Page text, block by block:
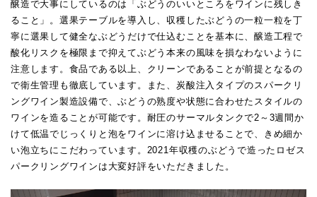
醸造で大事にしているのは「ぶどうのいいところをワインに残しき
ること」。選果テーブルを導入し、収穫したぶどうの一粒一粒を丁
寧に選果して健全なぶどうだけで仕込むことを基本に、醸造工程で
酸化リスクを極限まで抑えてぶどう本来の風味を損なわないように
注意します。食品である以上、クリーンであることが前提となるの
で衛生管理も徹底しています。また、炭酸注入タイプのスパークリ
ングワイン製造設備で、ぶどうの熟度や状態に合わせたスタイルの
ワインを造ることが可能です。耐圧のサーマルタンクで2～3週間か
けて低温でじっくりと泡をワインに溶け込ませることで、きめ細か
い泡立ちにこだわっています。2021年収穫のぶどうで造ったロゼス
パークリングワインは大変好評をいただきました。